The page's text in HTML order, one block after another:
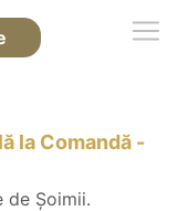
la Comandă -
de Șoimii.